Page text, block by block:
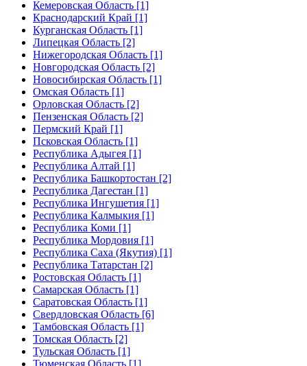
Кемеровская Область [1]
Краснодарский Край [1]
Курганская Область [1]
Липецкая Область [2]
Нижегородская Область [1]
Новгородская Область [2]
Новосибирская Область [1]
Омская Область [1]
Орловская Область [2]
Пензенская Область [2]
Пермский Край [1]
Псковская Область [1]
Республика Адыгея [1]
Республика Алтай [1]
Республика Башкортостан [2]
Республика Дагестан [1]
Республика Ингушетия [1]
Республика Калмыкия [1]
Республика Коми [1]
Республика Мордовия [1]
Республика Саха (Якутия) [1]
Республика Татарстан [2]
Ростовская Область [1]
Самарская Область [1]
Саратовская Область [1]
Свердловская Область [6]
Тамбовская Область [1]
Томская Область [2]
Тульская Область [1]
Тюменская Область [1]